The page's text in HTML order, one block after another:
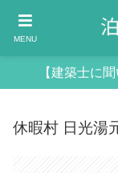
MENU
【建築士に
休暇村 日光湯